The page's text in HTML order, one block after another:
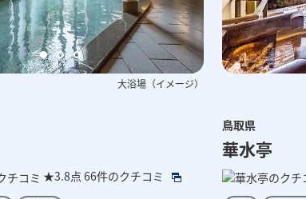
大浴場（イメージ）
★3.8点 66件のクチコミ
鳥取県
華水亭